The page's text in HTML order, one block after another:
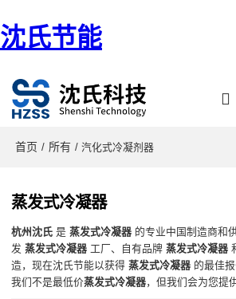
沈氏节能
首页 / 所有 / 汽化式冷凝剂器
蒸发式冷凝器
杭州沈氏 是蒸发式冷凝器 的专业中国制造商和
发蒸发式冷凝器 工厂、自有品牌蒸发式冷凝器
造，现在沈氏节能以获得蒸发式冷凝器 的最佳
我们不是最低价蒸发式冷凝器，但我们会为您提